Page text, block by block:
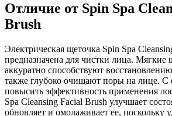
Отличие от Spin Spa
Brush
Электрическая щеточка Spin Spa
предназначена для чистки лица.
аккуратно способствуют
также глубоко очищают поры на лице.
повысить эффективность применения
Spa Cleansing Facial Brush улучшает
обновляет и омолаживает ее, поскольку